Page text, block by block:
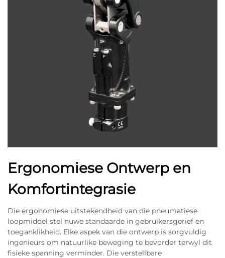
Ergonomiese Ontwerp en
Komfortintegrasie
Die ergonomiese uitstekendheid van die pneumatiese
loopmiddel stel nuwe standaarde in gebruikersgerief en
toeganklikheid. Elke aspek van die ontwerp is sorgvuldig
ingenieurs om natuurlike beweging te bevorder terwyl dit
fisieke spanning verminder. Die verstellbare